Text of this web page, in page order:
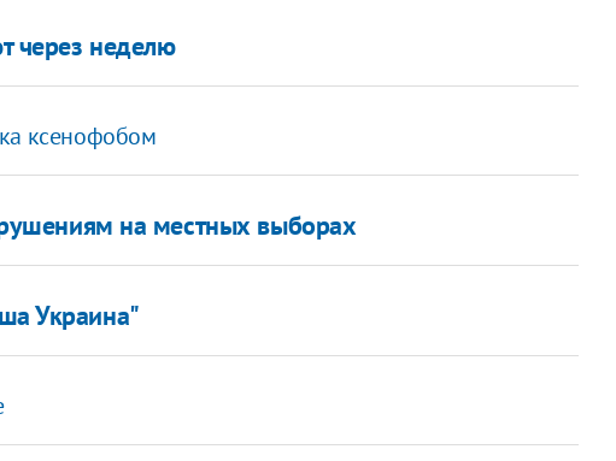
через неделю
ксенофобом
на местных выборах
Украина"